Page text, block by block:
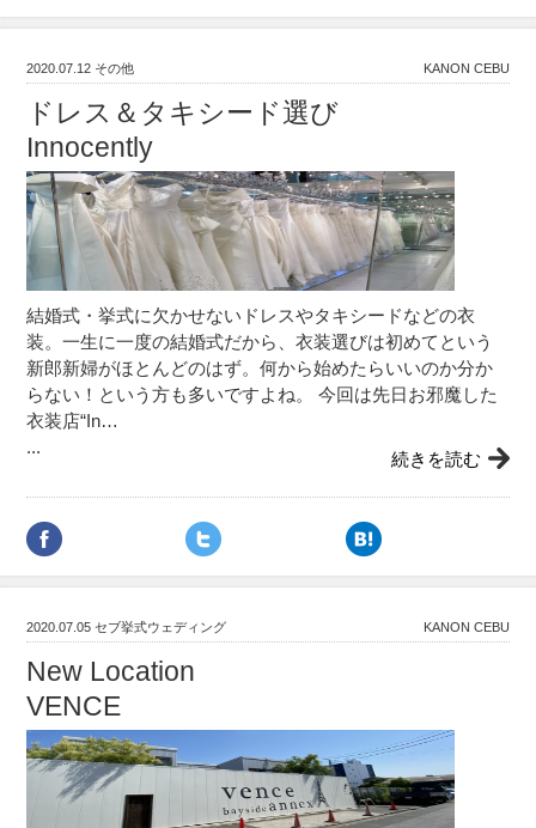
2020.07.12 その他 KANON CEBU
ドレス＆タキシード選び
Innocently
結婚式・挙式に欠かせないドレスやタキシードなどの衣
装。一生に一度の結婚式だから、衣装選びは初めてという
新郎新婦がほとんどのはず。何から始めたらいいのか分か
らない！という方も多いですよね。 今回は先日お邪魔した
衣装店“In…
...
続きを読む
2020.07.05 セブ挙式ウェディング KANON CEBU
New Location
VENCE